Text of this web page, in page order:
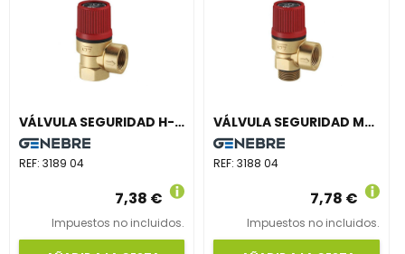
VÁLVULA SEGURIDAD H-H 6bar 1/2"
REF: 3189 04
7,38 €
Impuestos no incluidos.
VÁLVULA SEGURIDAD M-H 6bar 1/2"
REF:3188 04
7,78 €
Impuestos no incluidos.